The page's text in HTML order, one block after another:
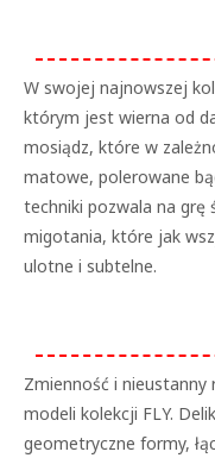
W swojej najnowszej
którym jest wierna od
mosiądz, które w
matowe, polerowane
techniki pozwala na grę
migotania, które jak
ulotne i subtelne.
Zmienność i
modeli kolekcji FLY.
geometryczne formy,